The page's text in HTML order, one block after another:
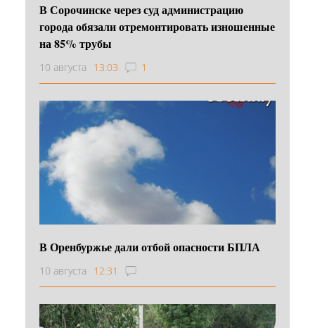
В Сорочинске через суд администрацию
города обязали отремонтировать изношенные
на 85% трубы
10 августа 13:03 1
В Оренбуржье дали отбой опасности БПЛА
10 августа 12:31